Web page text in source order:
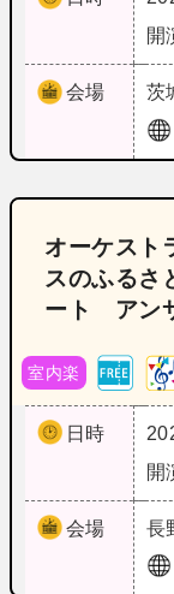
開
会場 茨
オーケスト
スのふるさ
ート アン
室内楽
日時
開
会場 長